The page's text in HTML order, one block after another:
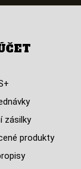
zásilky
produkty